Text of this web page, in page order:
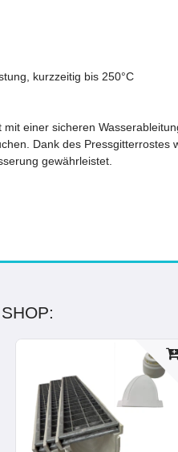
kurzzeitig bis 250°C
einer sicheren
Dank des Pressgitterrostes
gewährleistet.